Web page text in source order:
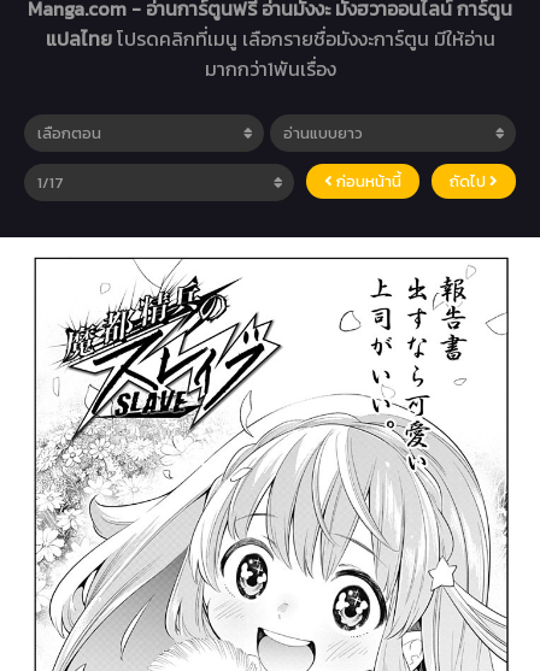
Manga.com - อ่านการ์ตูนฟรี อ่านมังงะ มังฮวาออนไลน์ การ์ตูน
แปลไทยโปรดคลิกที่เมนู เลือกรายชื่อมังงะการ์ตูน มีให้อ่าน
มากกว่า1พันเรื่อง
ก่อนหน้านี้ ถัดไป